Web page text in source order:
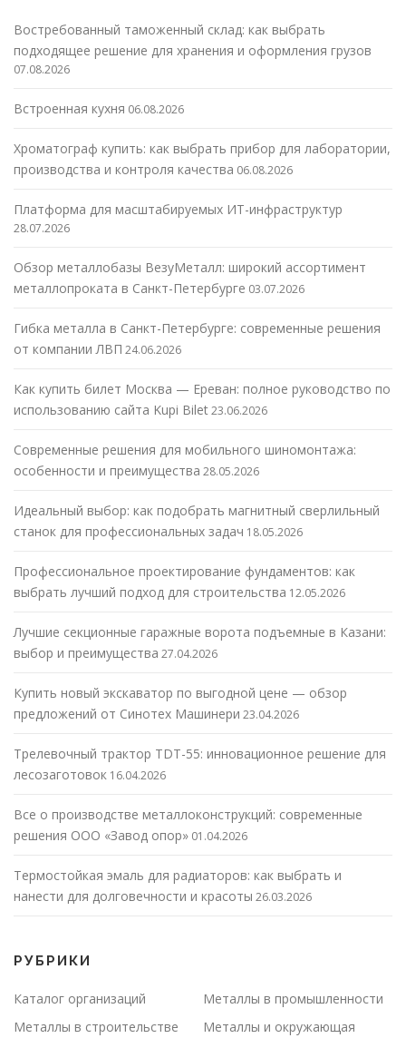
Востребованный таможенный склад: как выбрать
подходящее решение для хранения и оформления грузов
07.08.2026
Встроенная кухня 06.08.2026
Хроматограф купить: как выбрать прибор для лаборатории,
производства и контроля качества 06.08.2026
Платформа для масштабируемых ИТ-инфраструктур
28.07.2026
Обзор металлобазы ВезуМеталл: широкий ассортимент
металлопроката в Санкт-Петербурге 03.07.2026
Гибка металла в Санкт-Петербурге: современные решения
от компании ЛВП 24.06.2026
Как купить билет Москва — Ереван: полное руководство по
использованию сайта Kupi Bilet23.06.2026
Современные решения для мобильного шиномонтажа:
особенности и преимущества 28.05.2026
Идеальный выбор: как подобрать магнитный сверлильный
станок для профессиональных задач 18.05.2026
Профессиональное проектирование фундаментов: как
выбрать лучший подход для строительства 12.05.2026
Лучшие секционные гаражные ворота подъемные в Казани:
выбор и преимущества 27.04.2026
Купить новый экскаватор по выгодной цене — обзор
предложений от Синотех Машинери 23.04.2026
Трелевочный трактор TDT-55: инновационное решение для
лесозаготовок 16.04.2026
Все о производстве металлоконструкций: современные
решения ООО «Завод опор» 01.04.2026
Термостойкая эмаль для радиаторов: как выбрать и
нанести для долговечности и красоты 26.03.2026
РУБРИКИ
Каталог организаций
Металлы в промышленности
Металлы в строительстве
Металлы и окружающая